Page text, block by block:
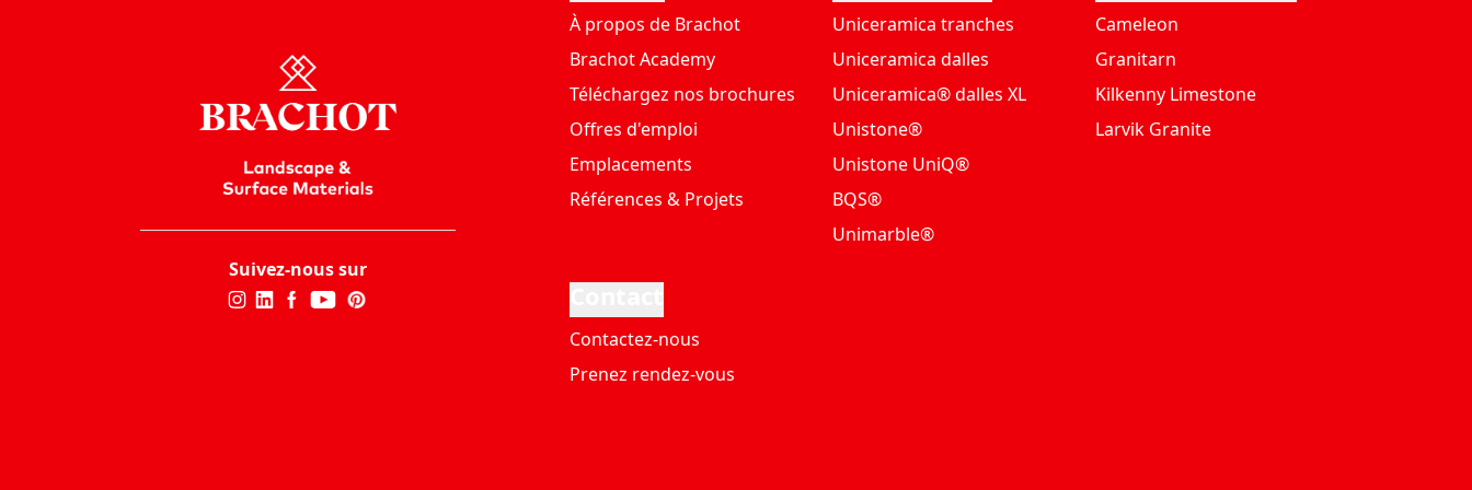
Suivez-nous sur
À propos de Brachot
Brachot Academy
Téléchargez nos brochures
Offres d'emploi
Emplacements
Références & Projets
Uniceramica tranches
Uniceramica dalles
Uniceramica® dalles XL
Unistone®
Unistone UniQ®
BQS®
Unimarble®
Cameleon
Granitarn
Kilkenny Limestone
Larvik Granite
Contactez-nous
Prenez rendez-vous